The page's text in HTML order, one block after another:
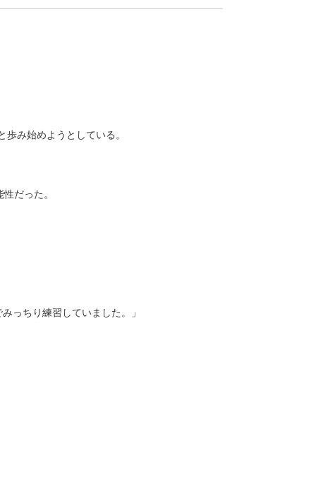
み始めようとしている。
だった。
っちり練習していました。」